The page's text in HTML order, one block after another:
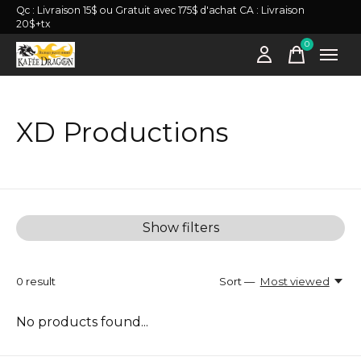
Qc : Livraison 15$ ou Gratuit avec 175$ d'achat CA : Livraison
20$+tx
0items
XD Productions
Show filters
0 result Sort — Most viewed
No products found...